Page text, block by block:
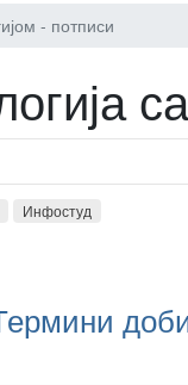
- потписи
Инфостуд